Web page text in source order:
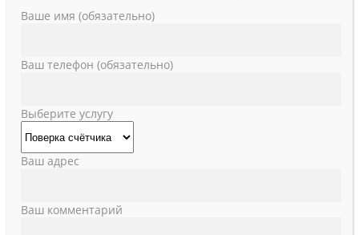
Ваше имя (обязательно)
Ваш телефон (обязательно)
Выберите услугу
Ваш адрес
Ваш комментарий